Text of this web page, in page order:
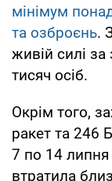
мінімум
та озброєнь.
живій силі
тисяч осіб.
Окрім того,
ракет та 246
7 по 14 липня
втратила